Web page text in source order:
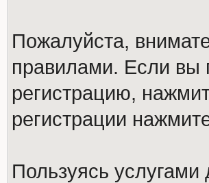
Пожалуйста,
правилами. Если вы
регистрацию,
регистрации
Пользуясь